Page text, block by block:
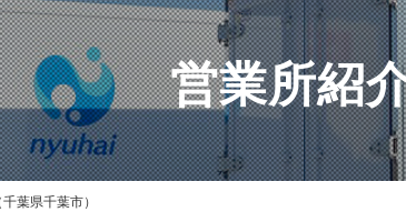
営業所紹
葉県千葉市）